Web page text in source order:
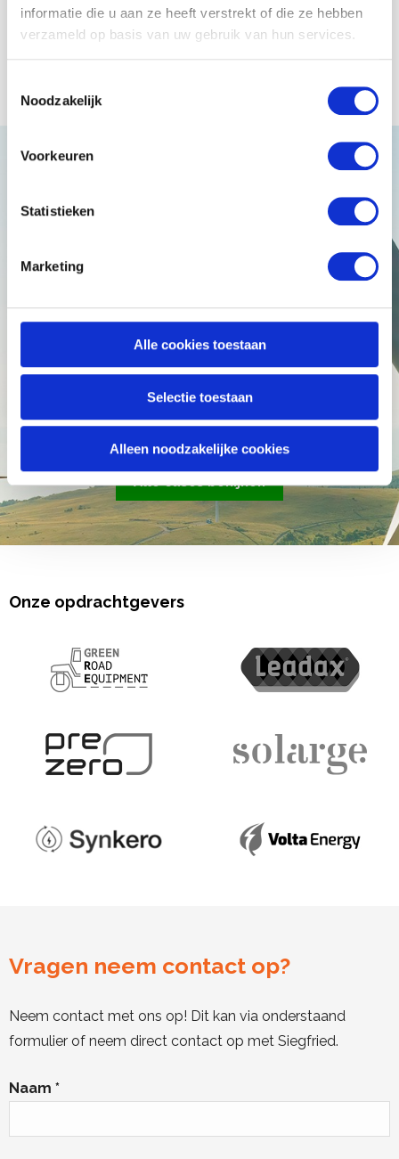
informatie die u aan ze heeft verstrekt of die ze hebben
verzameld op basis van uw gebruik van hun services.
Noodzakelijk
Voorkeuren
Statistieken
Marketing
Alle cookies toestaan
Selectie toestaan
Alleen noodzakelijke cookies
het aanvragen van subsidies, en zijn
goed op de hoogte van de
opstellen van de aanvraag. Tot nu toe
hebben we samen met Venntiv een
Arthur Donkers, Managing Director
1Secure
Alle cases bekijken
Onze opdrachtgevers
Vragen neem contact op?
Neem contact met ons op! Dit kan via onderstaand
formulier of neem direct contact op met Siegfried.
Naam *